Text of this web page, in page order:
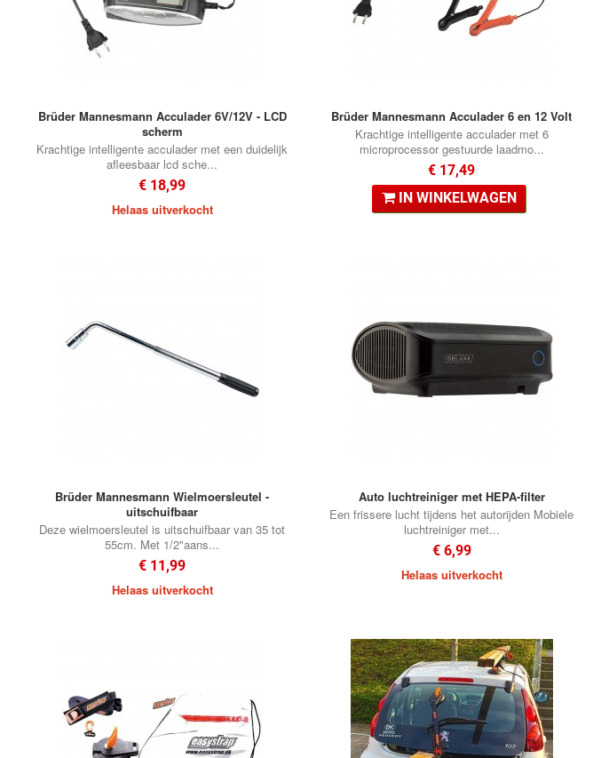
Brüder Mannesmann Acculader 6V/12V - LCD
scherm
Krachtige intelligente acculader met een duidelijk
afleesbaar lcd sche...
€ 18,99
Helaas uitverkocht
Brüder Mannesmann Acculader 6 en 12 Volt
Krachtige intelligente acculader met 6
microprocessor gestuurde laadmo...
€ 17,49
IN WINKELWAGEN
Brüder Mannesmann Wielmoersleutel -
uitschuifbaar
Deze wielmoersleutel is uitschuifbaar van 35 tot
55cm. Met 1/2"aans...
€ 11,99
Helaas uitverkocht
Auto luchtreiniger met HEPA-filter
Een frissere lucht tijdens het autorijden Mobiele
luchtreiniger met...
€ 6,99
Helaas uitverkocht